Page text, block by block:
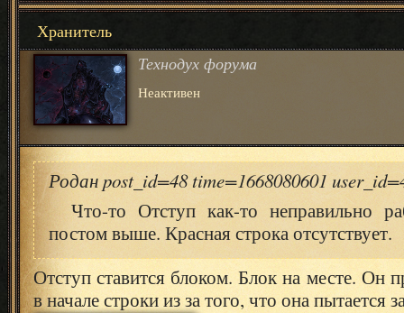
Хранитель
Технодух форума
Неактивен
Родан post_id=48 time=1668080601
Что-то Отступ как-то неправильно
постом выше. Красная строка отсутствует.
Отступ ставится блоком. Блок на месте. Он
в начале строки из за того, что она пытается